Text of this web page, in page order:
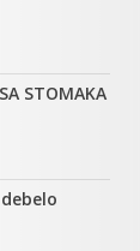
STOMAKA